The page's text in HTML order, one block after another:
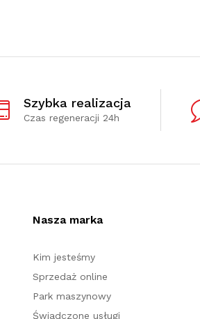
Szybka realizacja
Czas regeneracji 24h
Nasza marka
Kim jesteśmy
Sprzedaż online
Park maszynowy
Świadczone usługi